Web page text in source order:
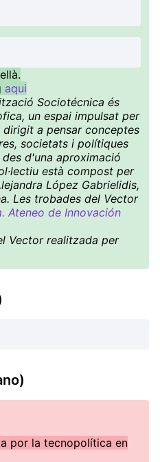
aqui
Sociotécnica és
un espai impulsat per
dirigit a pensar conceptes
societats i polítiques
d'una aproximació
està compost per
López Gabrielidis,
Les trobades del Vector
Ateneo de Innovación
Vector realitzada per
por la tecnopolítica en